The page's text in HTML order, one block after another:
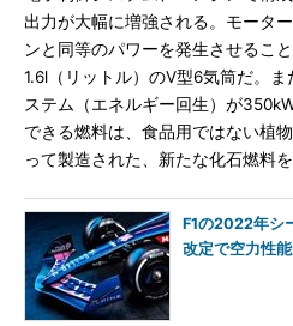
出力が大幅に増強される。モータ
ンと同等のパワーを発生させるこ
1.6l（リットル）のV型6気筒だ。
ステム（エネルギー回生）が
できる燃料は、食品用ではない植
って製造された、新たな化石燃料
F1の2022年シ
改定で空力性